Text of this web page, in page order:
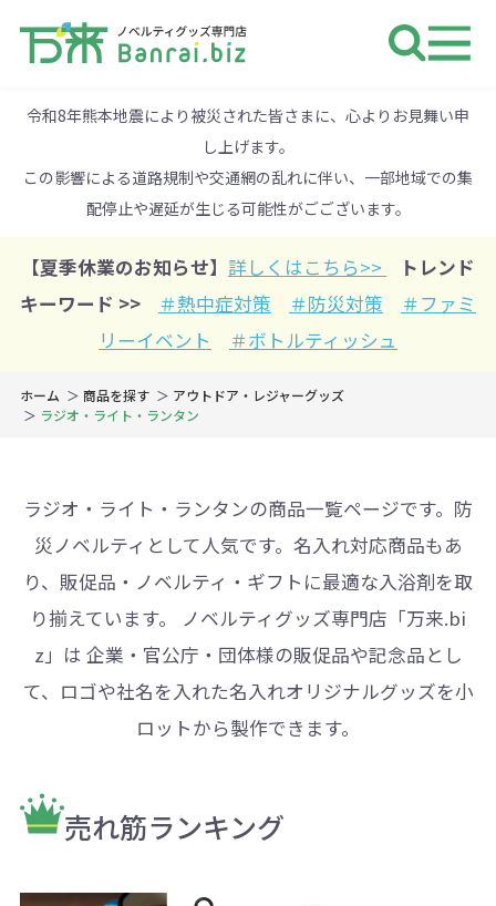
令和8年熊本地震により被災された皆さまに、心よりお見舞い申
し上げます。
この影響による道路規制や交通網の乱れに伴い、一部地域での集
配停止や遅延が生じる可能性がごございます。
【夏季休業のお知らせ】 詳しくはこちら>>
トレンド
キーワード >>
＃熱中症対策 ＃防災対策
＃ファミ
リーイベント
＃ボトルティッシュ
ホーム 商品を探す
アウトドア・レジャーグッズ
ラジオ・ライト・ランタン
ラジオ・ライト・ランタンの商品一覧ページです。防
災ノベルティとして人気です。名入れ対応商品もあ
り、販促品・ノベルティ・ギフトに最適な入浴剤を取
り揃えています。 ノベルティグッズ専門店「万来.bi
z」は 企業・官公庁・団体様の販促品や記念品とし
て、ロゴや社名を入れた名入れオリジナルグッズを小
ロットから製作できます。
売れ筋ランキング